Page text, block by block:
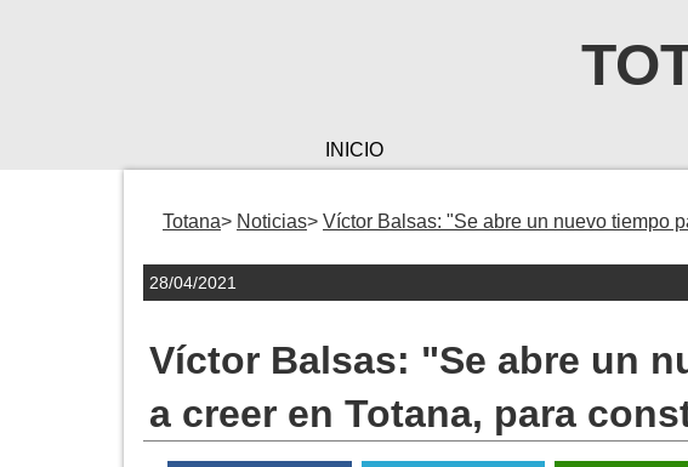
INICIO
Totana Noticias Víctor Balsas: "Se abre un nuevo tiempo
28/04/2021
Víctor Balsas: "Se abre un
a creer en Totana, para